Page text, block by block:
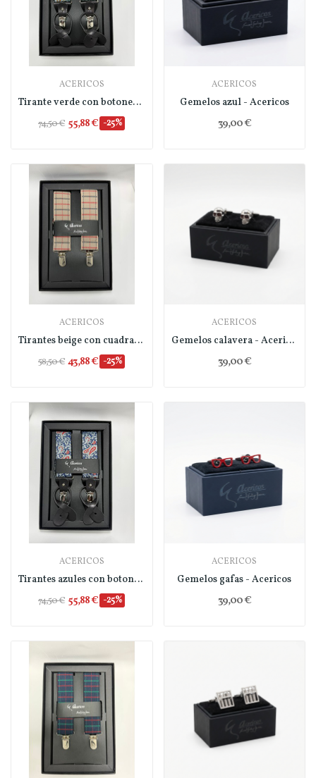
ACERICOS
Tirante verde con botonera - Acericos
74,50 € 55,88 € -25%
ACERICOS
Gemelos azul - Acericos
39,00 €
ACERICOS
Tirantes beige con cuadradros - Acericos
58,50 € 43,88 € -25%
ACERICOS
Gemelos calavera - Acericos
39,00 €
ACERICOS
Tirantes azules con botonera - Acericos
74,50 € 55,88 € -25%
ACERICOS
Gemelos gafas - Acericos
39,00 €